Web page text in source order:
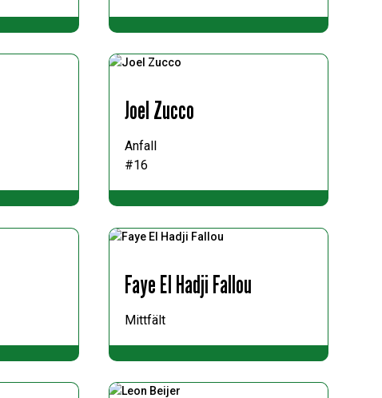
Joel Zucco
Anfall
#16
Faye El Hadji Fallou
Mittfält